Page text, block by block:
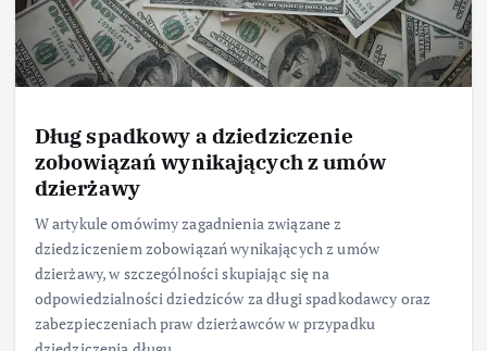
Dług spadkowy a dziedziczenie
zobowiązań wynikających z umów
dzierżawy
W artykule omówimy zagadnienia związane z
dziedziczeniem zobowiązań wynikających z umów
dzierżawy, w szczególności skupiając się na
odpowiedzialności dziedziców za długi spadkodawcy oraz
zabezpieczeniach praw dzierżawców w przypadku